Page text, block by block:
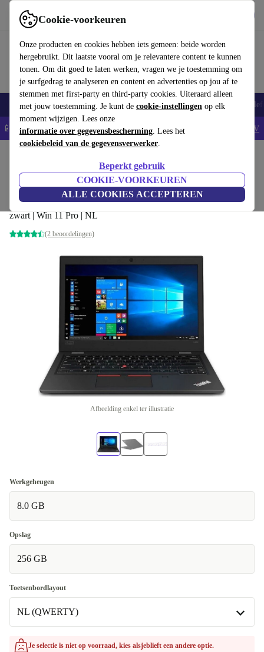
Cookie-voorkeuren
Onze producten en cookies hebben iets gemeen: beide worden
hergebruikt. Dit laatste vooral om je relevantere content te kunnen
tonen. Om dit goed te laten werken, vragen we je toestemming om
je surfgedrag te analyseren en content en advertenties op jou af te
stemmen met first-party en third-party cookies. Uiteraard alleen
met jouw toestemming. Je kunt de cookie-instellingen op elk
moment wijzigen. Lees onze
informatie over gegevensbescherming. Lees het
cookiebeleid van de gegevensverwerker.
Beperkt gebruik
COOKIE-VOORKEUREN
ALLE COOKIES ACCEPTEREN
Gebruik refurbed snel en eenvoudig
Smartphones Laptops Tablets Smartwatches Accessoires
📱5% EXTRA korting op alle iPhones – Code: IPHONEDEAL - AV
Lenovo ThinkPad L390 | i5-8265U | 13.3"
8 GB | 256 GB SSD | Webcam | Toetsenbordverlichting | FHD |
zwart | Win 11 Pro | NL
(2 beoordelingen)
Afbeelding enkel ter illustratie
Werkgeheugen
8.0 GB
Opslag
256 GB
Toetsenbordlayout
NL (QWERTY)
NL (QWERTY)
Je selectie is niet op voorraad, kies alsjeblieft een andere optie.